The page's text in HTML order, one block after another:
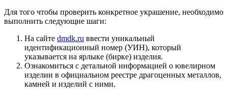
Для того чтобы проверить конкретное украшение, необходимо
выполнить следующие шаги:
На сайте dmdk.ru ввести уникальный
идентификационный номер (УИН), который
указывается на ярлыке (бирке) изделия.
Ознакомиться с детальной информацией о ювелирном
изделии в официальном реестре драгоценных металлов,
камней и изделий с ними.